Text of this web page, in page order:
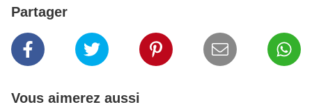
Partager
Vous aimerez aussi